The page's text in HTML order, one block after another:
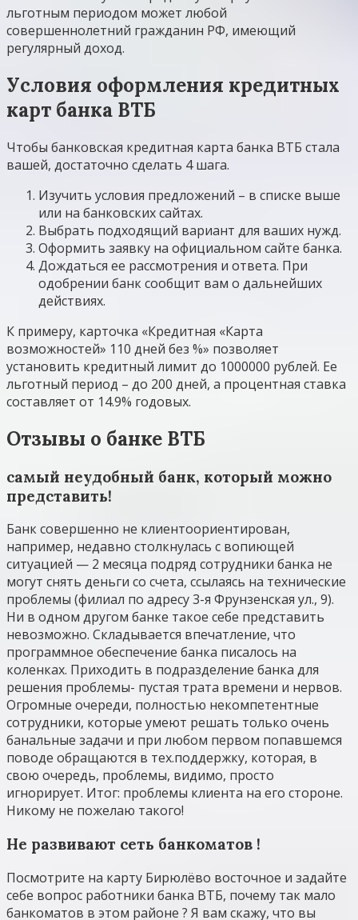
льготным периодом может любой
совершеннолетний гражданин РФ, имеющий
регулярный доход.
Условия оформления кредитных
карт банка ВТБ
Чтобы банковская кредитная карта банка ВТБ стала
вашей, достаточно сделать 4 шага.
Изучить условия предложений – в списке выше
или на банковских сайтах.
Выбрать подходящий вариант для ваших нужд.
Оформить заявку на официальном сайте банка.
Дождаться ее рассмотрения и ответа. При
одобрении банк сообщит вам о дальнейших
действиях.
К примеру, карточка «Кредитная «Карта
возможностей» 110 дней без %» позволяет
установить кредитный лимит до 1000000 рублей. Ее
льготный период – до 200 дней, а процентная ставка
составляет от 14.9% годовых.
Отзывы о банке ВТБ
самый неудобный банк, который можно
представить!
Банк совершенно не клиентоориентирован,
например, недавно столкнулась с вопиющей
ситуацией — 2 месяца подряд сотрудники банка не
могут снять деньги со счета, ссылаясь на технические
проблемы (филиал по адресу 3-я Фрунзенская ул., 9).
Ни в одном другом банке такое себе представить
невозможно. Складывается впечатление, что
программное обеспечение банка писалось на
коленках. Приходить в подразделение банка для
решения проблемы- пустая трата времени и нервов.
Огромные очереди, полностью некомпетентные
сотрудники, которые умеют решать только очень
банальные задачи и при любом первом попавшемся
поводе обращаются в тех.поддержку, которая, в
свою очередь, проблемы, видимо, просто
игнорирует. Итог: проблемы клиента на его стороне.
Никому не пожелаю такого!
Не развивают сеть банкоматов !
Посмотрите на карту Бирюлёво восточное и задайте
себе вопрос работники банка ВТБ, почему так мало
банкоматов в этом районе ? Я вам скажу, что вы